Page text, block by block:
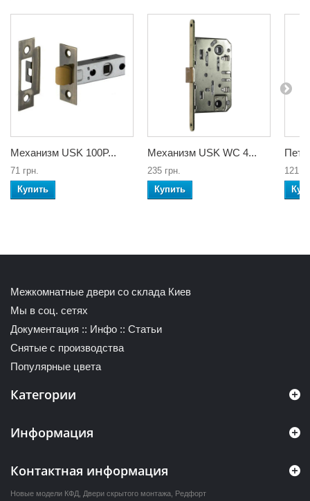
Механизм USK 100P...
71 грн.
Купить
Механизм USK WC 4...
235 грн.
Купить
121
Межкомнатные двери со склада Киев
Мы в соц. сетях
Документация :: Инфо :: Статьи
Снятые с производства
Популярные цвета
Категории
Информация
Контактная информация
Новые модели КФД Двери скрытого монтажа Редфорт